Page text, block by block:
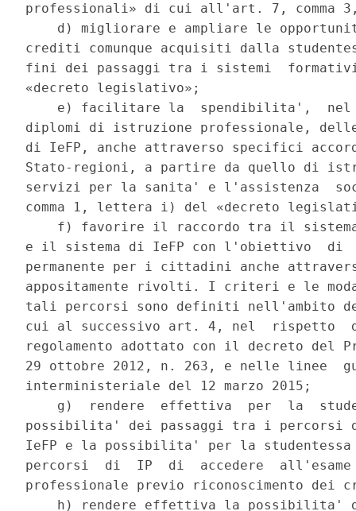
professionali» di cui all'art. 7, comma
d) migliorare e ampliare le
crediti comunque acquisiti dalla
fini dei passaggi tra i sistemi
«decreto legislativo»;
e) facilitare la  spendibilita',
diplomi di istruzione professionale,
di IeFP, anche attraverso specifici
Stato-regioni, a partire da quello di
servizi per la sanita' e l'assistenza
comma 1, lettera i) del «decreto
f) favorire il raccordo tra il
e il sistema di IeFP con l'obiettivo  di
permanente per i cittadini anche
appositamente rivolti. I criteri e le
tali percorsi sono definiti nell'ambito
cui al successivo art. 4, nel  rispetto
regolamento adottato con il decreto del
29 ottobre 2012, n. 263, e nelle linee
interministeriale del 12 marzo 2015;
g)  rendere  effettiva  per  la
possibilita' dei passaggi tra i
IeFP e la possibilita' per la
percorsi  di  IP  di  accedere
professionale previo riconoscimento
h) rendere effettiva la possibilita'